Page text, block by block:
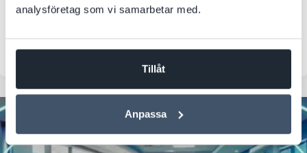
analysföretag som vi samarbetar med.
Tillåt
Anpassa
Microsoft 365 Azure .NET Utveckling
Systemutveckling Core365